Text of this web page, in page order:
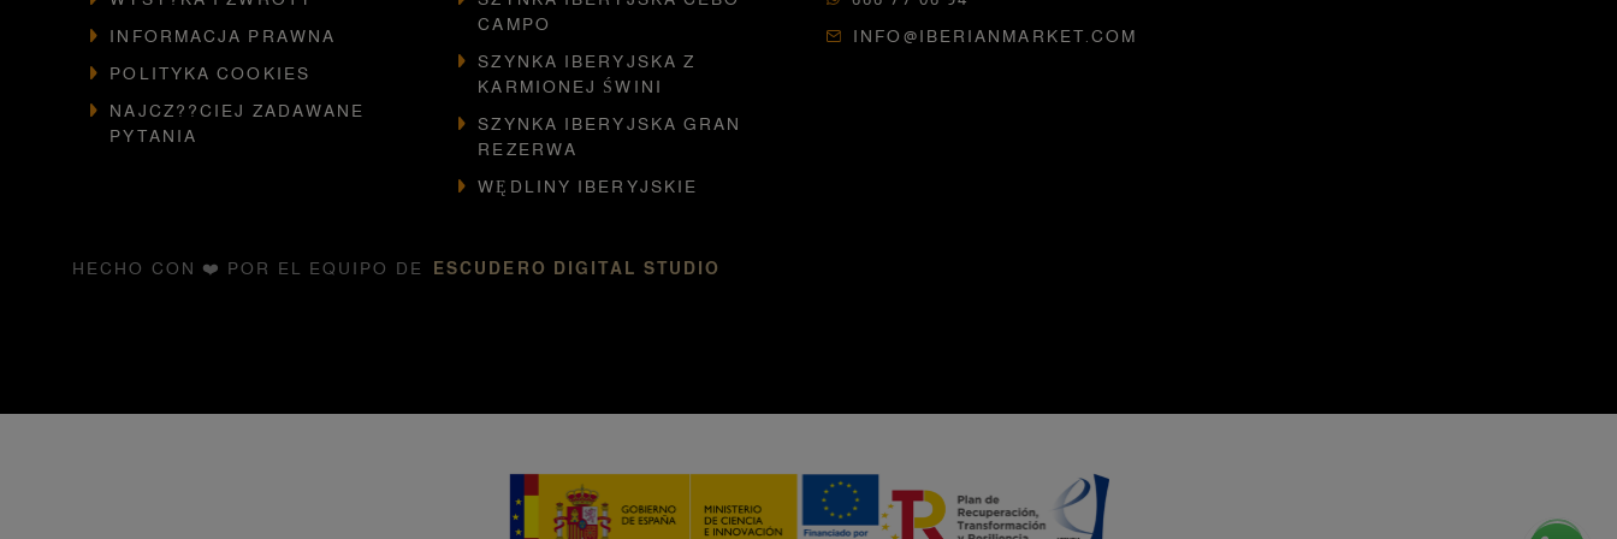
INFORMACJA PRAWNA
POLITYKA COOKIES
NAJCZ??CIEJ ZADAWANE
PYTANIA
CAMPO
SZYNKA IBERYJSKA Z
KARMIONEJ ŚWINI
SZYNKA IBERYJSKA GRAN
REZERWA
WĘDLINY IBERYJSKIE
INFO@IBERIANMARKET.COM
HECHO CON ❤️ POR EL EQUIPO DE ESCUDERO DIGITAL STUDIO